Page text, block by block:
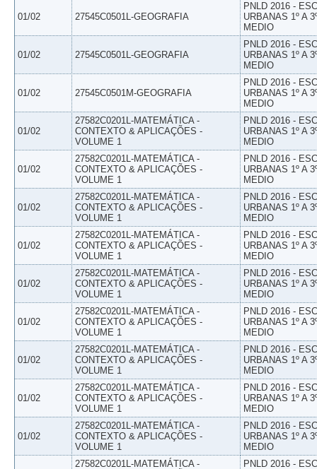
01/02 27545C0501L-GEOGRAFIA
PNLD 2016 -
URBANAS 1º A
MEDIO
01/02 27545C0501L-GEOGRAFIA
PNLD 2016 -
URBANAS 1º A
MEDIO
01/02 27545C0501M-GEOGRAFIA
PNLD 2016 -
URBANAS 1º A
MEDIO
01/02
27582C0201L-MATEMÁTICA -
CONTEXTO & APLICAÇÕES -
VOLUME 1
PNLD 2016 -
URBANAS 1º A
MEDIO
01/02
27582C0201L-MATEMÁTICA -
CONTEXTO & APLICAÇÕES -
VOLUME 1
PNLD 2016 -
URBANAS 1º A
MEDIO
01/02
27582C0201L-MATEMÁTICA -
CONTEXTO & APLICAÇÕES -
VOLUME 1
PNLD 2016 -
URBANAS 1º A
MEDIO
01/02
27582C0201L-MATEMÁTICA -
CONTEXTO & APLICAÇÕES -
VOLUME 1
PNLD 2016 -
URBANAS 1º A
MEDIO
01/02
27582C0201L-MATEMÁTICA -
CONTEXTO & APLICAÇÕES -
VOLUME 1
PNLD 2016 -
URBANAS 1º A
MEDIO
01/02
27582C0201L-MATEMÁTICA -
CONTEXTO & APLICAÇÕES -
VOLUME 1
PNLD 2016 -
URBANAS 1º A
MEDIO
01/02
27582C0201L-MATEMÁTICA -
CONTEXTO & APLICAÇÕES -
VOLUME 1
PNLD 2016 -
URBANAS 1º A
MEDIO
01/02
27582C0201L-MATEMÁTICA -
CONTEXTO & APLICAÇÕES -
VOLUME 1
PNLD 2016 -
URBANAS 1º A
MEDIO
01/02
27582C0201L-MATEMÁTICA -
CONTEXTO & APLICAÇÕES -
VOLUME 1
PNLD 2016 -
URBANAS 1º A
MEDIO
27582C0201L-MATEMÁTICA -
PNLD 2016 -